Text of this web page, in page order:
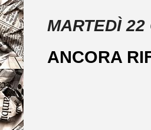
MARTEDÌ
ANCORA